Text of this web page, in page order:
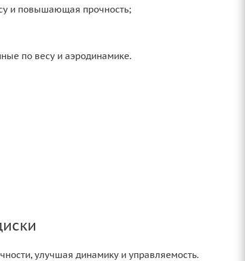
и повышающая прочность;
по весу и аэродинамике.
улучшая динамику и управляемость.